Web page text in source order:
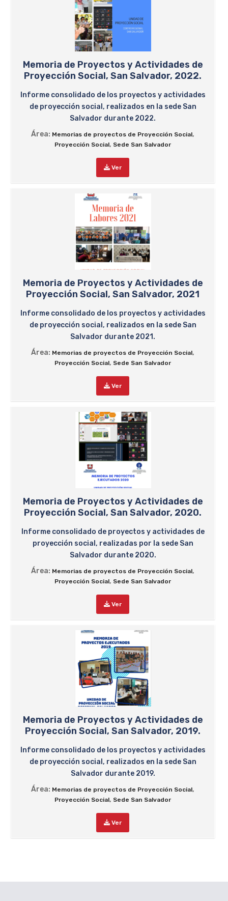
Memoria de Proyectos y Actividades de
Proyección Social, San Salvador, 2022.
Informe consolidado de los proyectos y actividades
de proyección social, realizados en la sede San
Salvador durante 2022.
Área: Memorias de proyectos de Proyección Social,
Proyección Social, Sede San Salvador
Ver
Memoria de Proyectos y Actividades de
Proyección Social, San Salvador, 2021
Informe consolidado de los proyectos y actividades
de proyección social, realizados en la sede San
Salvador durante 2021.
Área: Memorias de proyectos de Proyección Social,
Proyección Social, Sede San Salvador
Ver
Memoria de Proyectos y Actividades de
Proyección Social, San Salvador, 2020.
Informe consolidado de proyectos y actividades de
proyección social, realizadas por la sede San
Salvador durante 2020.
Área: Memorias de proyectos de Proyección Social,
Proyección Social, Sede San Salvador
Ver
Memoria de Proyectos y Actividades de
Proyección Social, San Salvador, 2019.
Informe consolidado de los proyectos y actividades
de proyección social, realizados en la sede San
Salvador durante 2019.
Área: Memorias de proyectos de Proyección Social,
Proyección Social, Sede San Salvador
Ver